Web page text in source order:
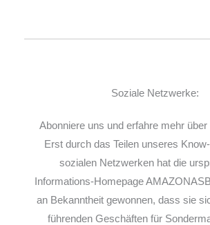
Soziale Netzwerke:
Abonniere uns und erfahre mehr über
Erst durch das Teilen unseres
sozialen Netzwerken hat die
Informations-Homepage
an Bekanntheit gewonnen, dass sie
führenden Geschäften für